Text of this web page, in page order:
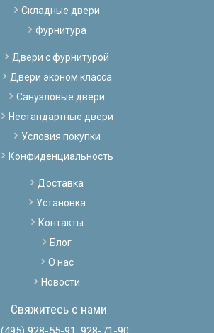
Складные двери
Фурнитура
Двери с фурнитурой
Двери эконом класса
Санузловые двери
Нестандартные двери
Условия покупки
Конфиденциальность
Доставка
Установка
Контакты
Блог
О нас
Новости
Свяжитесь с нами